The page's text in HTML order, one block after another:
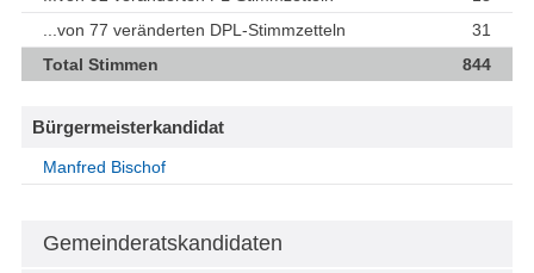
...von 77 veränderten DPL-Stimmzetteln
31
Total Stimmen
844
Bürgermeisterkandidat
Manfred Bischof
Gemeinderatskandidaten